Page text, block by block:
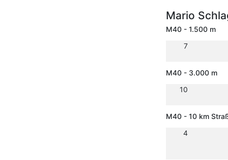
Mario
M40 - 1.500 m
7
M40 - 3.000 m
10
M40 - 10 km
4